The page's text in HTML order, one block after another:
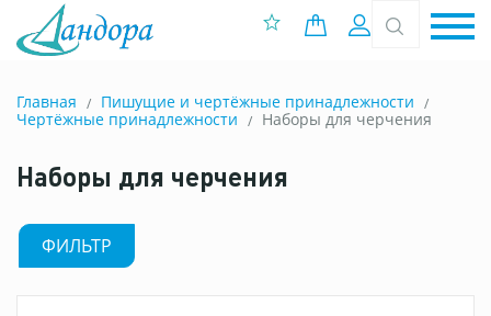
0 позиций
Вход
Главная
Пишущие и чертёжные принадлежности
Чертёжные принадлежности
Наборы для черчения
Наборы для черчения
ФИЛЬТР